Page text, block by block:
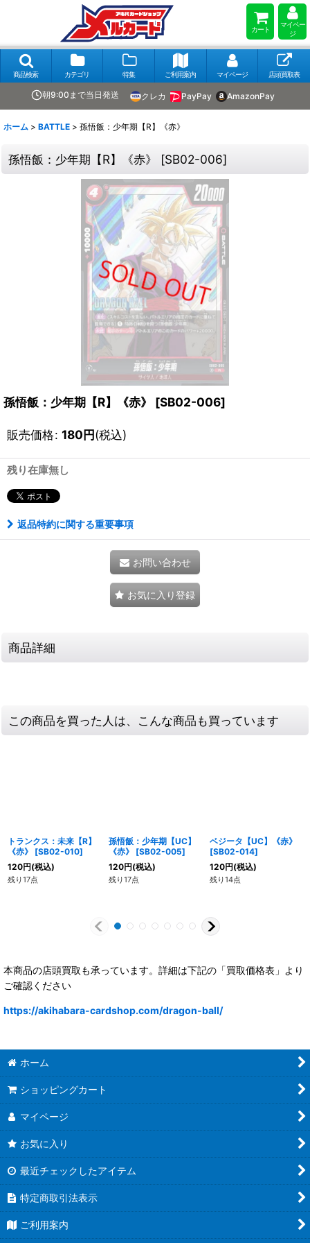
カート
マイペー
ジ
商品検索 カテゴリ 特集 ご利用案内 マイページ 店頭買取表
朝9:00まで当日発送 クレカ PayPay AmazonPay
ホーム > BATTLE > 孫悟飯：少年期【R】《赤》
孫悟飯：少年期【R】《赤》 [SB02-006]
孫悟飯：少年期【R】《赤》 [SB02-006]
販売価格: 180円(税込)
残り在庫無し
返品特約に関する重要事項
お問い合わせ
お気に入り登録
商品詳細
この商品を買った人は、こんな商品も買っています
トランクス：未来【R】
《赤》
[SB02-010]
120円(税込)
残り17点
孫悟飯：少年期【UC】
《赤》
[SB02-005]
120円(税込)
残り17点
ベジータ【UC】《赤》
[SB02-014]
120円(税込)
残り14点
本商品の店頭買取も承っています。詳細は下記の「買取価格表」より
ご確認ください
https://akihabara-cardshop.com/dragon-ball/
ホーム
ショッピングカート
マイページ
お気に入り
最近チェックしたアイテム
特定商取引法表示
ご利用案内